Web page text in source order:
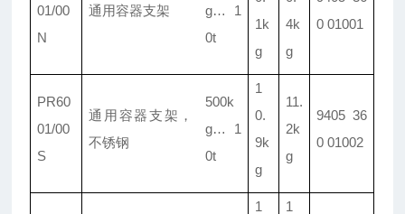
01/00
N
通用容器支架
g…
1
0t
1k
g
4k
g
0 01001
PR60
01/00
S
通用容器支架，
不锈钢
500k
g…
1
0t
1
0.
9k
g
11.
2k
g
9405 36
0 01002
1
1